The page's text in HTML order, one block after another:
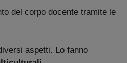
del corpo docente tramite le
aspetti. Lo fanno